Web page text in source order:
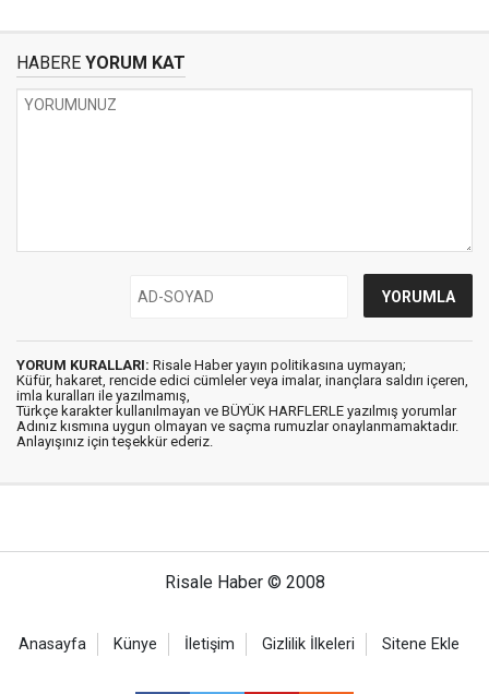
HABERE YORUM KAT
YORUM KURALLARI: Risale Haber yayın politikasına uymayan;
Küfür, hakaret, rencide edici cümleler veya imalar, inançlara saldırı içeren,
imla kuralları ile yazılmamış,
Türkçe karakter kullanılmayan ve BÜYÜK HARFLERLE yazılmış yorumlar
Adınız kısmına uygun olmayan ve saçma rumuzlar onaylanmamaktadır.
Anlayışınız için teşekkür ederiz.
Risale Haber © 2008
Anasayfa Künye İletişim Gizlilik İlkeleri Sitene Ekle